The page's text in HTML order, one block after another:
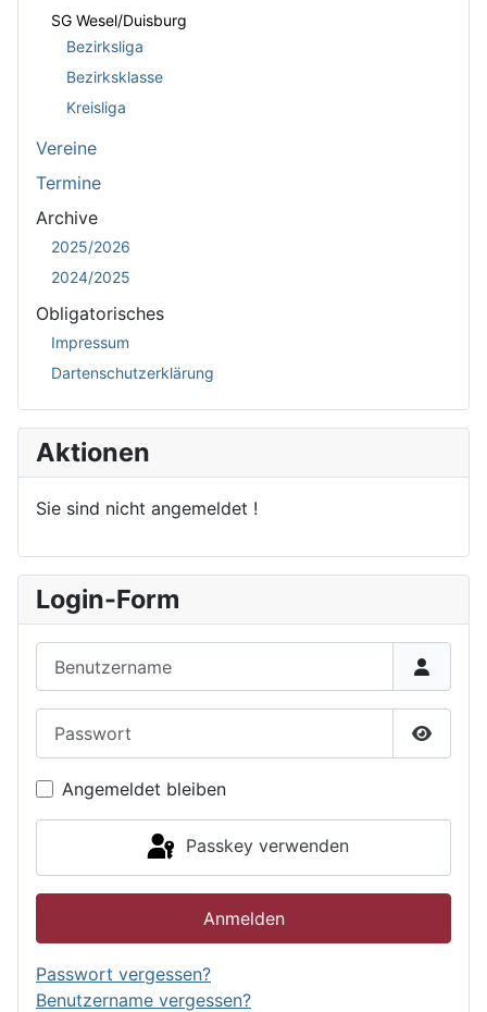
SG Wesel/Duisburg
Bezirksliga
Bezirksklasse
Kreisliga
Vereine
Termine
Archive
2025/2026
2024/2025
Obligatorisches
Impressum
Dartenschutzerklärung
Aktionen
Sie sind nicht angemeldet !
Login-Form
Angemeldet bleiben
Passkey verwenden
Anmelden
Passwort vergessen?
Benutzername vergessen?